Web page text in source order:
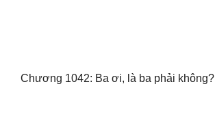
Chương 1042: Ba ơi, là ba phải không?